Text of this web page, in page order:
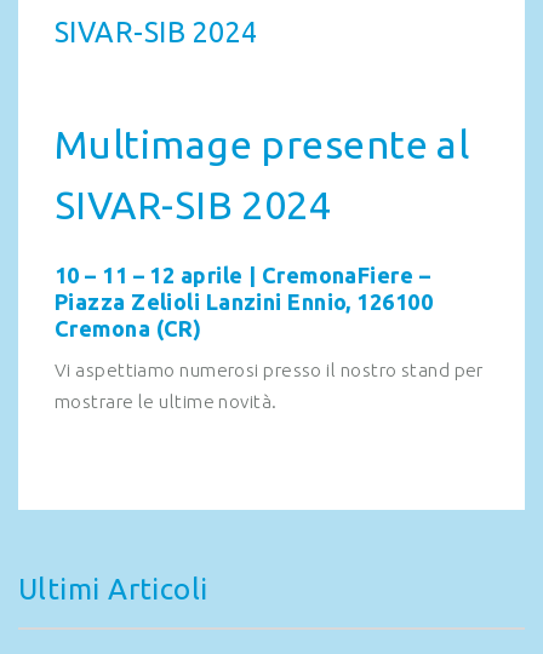
SIVAR-SIB 2024
Multimage presente al
SIVAR-SIB 2024
10 – 11 – 12 aprile | CremonaFiere –
Piazza Zelioli Lanzini Ennio, 126100
Cremona (CR)
Vi aspettiamo numerosi presso il nostro stand per
mostrare le ultime novità.
Ultimi Articoli